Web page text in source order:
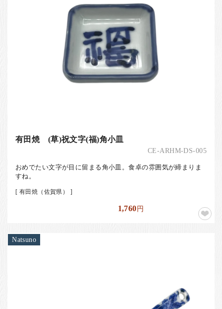
有田焼 (草)祝文字(福)角小皿
CE-ARHM-DS-005
おめでたい文字が目に留まる角小皿。食卓の雰囲気が締まりま
すね。
[ 有田焼（佐賀県） ]
1,760円
Natsuno